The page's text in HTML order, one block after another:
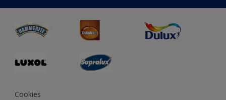
duluxprodejnabarev.cz
duluxpredajnafarieb.sk
Cookies